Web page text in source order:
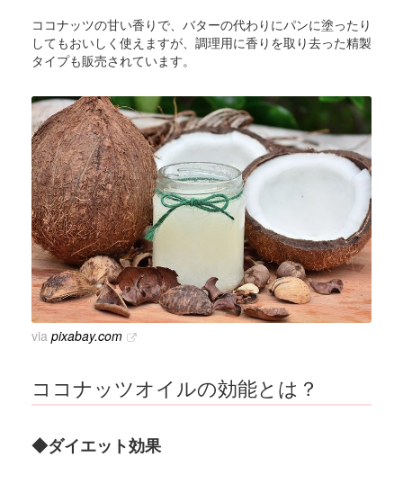
ココナッツの甘い香りで、バターの代わりにパンに塗ったり
してもおいしく使えますが、調理用に香りを取り去った精製
タイプも販売されています。
via pixabay.com
ココナッツオイルの効能とは？
◆ダイエット効果